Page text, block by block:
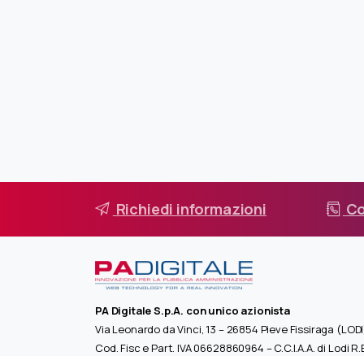
Richiedi informazioni
PA Digitale S.p.A. con unico azionista
Via Leonardo da Vinci, 13 – 26854 Pieve Fissiraga
Cod. Fisc e Part. IVA 06628860964 – C.C.I.A.A. di Lodi